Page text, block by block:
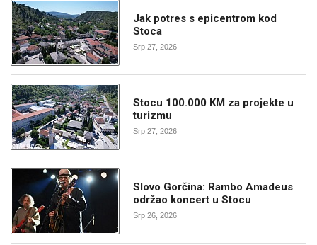
Jak potres s epicentrom kod
Stoca
Srp 27, 2026
Stocu 100.000 KM za projekte u
turizmu
Srp 27, 2026
Slovo Gorčina: Rambo Amadeus
održao koncert u Stocu
Srp 26, 2026